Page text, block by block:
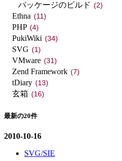
パッケージのビルド (2)
Ethna (11)
PHP (4)
PukiWiki (34)
SVG (1)
VMware (31)
Zend Framework (7)
tDiary (13)
玄箱 (16)
最新の20件
2010-10-16
SVG/SIE